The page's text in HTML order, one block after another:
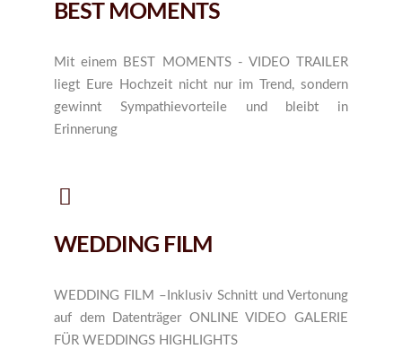
BEST MOMENTS
Mit einem BEST MOMENTS - VIDEO TRAILER
liegt Eure Hochzeit nicht nur im Trend, sondern
gewinnt Sympathievorteile und bleibt in
Erinnerung
WEDDING FILM
WEDDING FILM –Inklusiv Schnitt und Vertonung
auf dem Datenträger ONLINE VIDEO GALERIE
FÜR WEDDINGS HIGHLIGHTS